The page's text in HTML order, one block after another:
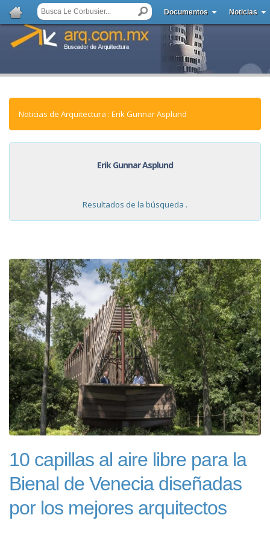
Documentos Noticias
Noticias de Arquitectura : Erik Gunnar Asplund
Erik Gunnar Asplund
Resultados de la búsqueda .
10 capillas al aire libre para la
Bienal de Venecia diseñadas
por los mejores arquitectos